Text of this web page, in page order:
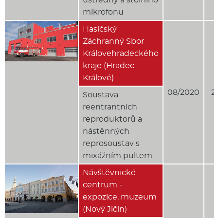
mikrofonu
Hasičský
Záchranný Sbor
Královehradeckého
kraje (Hradec
Králové)
08/2020
Soustava
reentrantních
reproduktorů a
nástěnných
reprosoustav s
mixážním pultem
Návštěvnické
centrum -
expozice, muzeum
(Nový Jičín)